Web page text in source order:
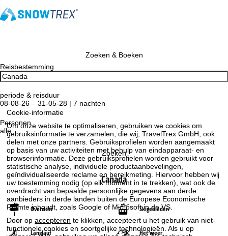
Cookie-informatie
Om onze website te optimaliseren, gebruiken we cookies om
gebruiksinformatie te verzamelen, die wij, TravelTrex GmbH, ook
delen met onze partners. Gebruiksprofielen worden aangemaakt
op basis van uw activiteiten met behulp van eindapparaat- en
browserinformatie. Deze gebruiksprofielen worden gebruikt voor
statistische analyse, individuele productaanbevelingen,
geïndividualiseerde reclame en bereikmeting. Hiervoor hebben wij
uw toestemming nodig (op elk moment in te trekken), wat ook de
overdracht van bepaalde persoonlijke gegevens aan derde
aanbieders in derde landen buiten de Europese Economische
Ruimte inhoudt, zoals Google of Microsoft in de VS.
Door opaccepteren te klikken, accepteert u het gebruik van niet-
functionele cookies en soortgelijke technologieën. Als u op
Zoeken & Boeken
Reisbestemming
periode & reisduur
08-08-26 – 31-05-28 | 7 nachten
Personen
alle
Zoeken
Canada
Overzicht Skigebieden
Langlauf Het weer